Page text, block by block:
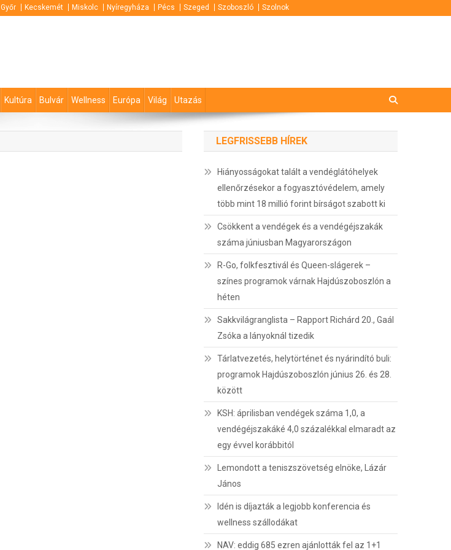
Győr Kecskemét Miskolc Nyíregyháza Pécs Szeged Szoboszló Szolnok
Kultúra Bulvár Wellness Európa Világ Utazás
LEGFRISSEBB HÍREK
Hiányosságokat talált a vendéglátóhelyek
ellenőrzésekor a fogyasztóvédelem, amely
több mint 18 millió forint bírságot szabott ki
Csökkent a vendégek és a vendégéjszakák
száma júniusban Magyarországon
R-Go, folkfesztivál és Queen-slágerek –
színes programok várnak Hajdúszoboszlón a
héten
Sakkvilágranglista – Rapport Richárd 20., Gaál
Zsóka a lányoknál tizedik
Tárlatvezetés, helytörténet és nyárindító buli:
programok Hajdúszoboszlón június 26. és 28.
között
KSH: áprilisban vendégek száma 1,0, a
vendégéjszakáké 4,0 százalékkal elmaradt az
egy évvel korábbitól
Lemondott a teniszszövetség elnöke, Lázár
János
Idén is díjazták a legjobb konferencia és
wellness szállodákat
NAV: eddig 685 ezren ajánlották fel az 1+1